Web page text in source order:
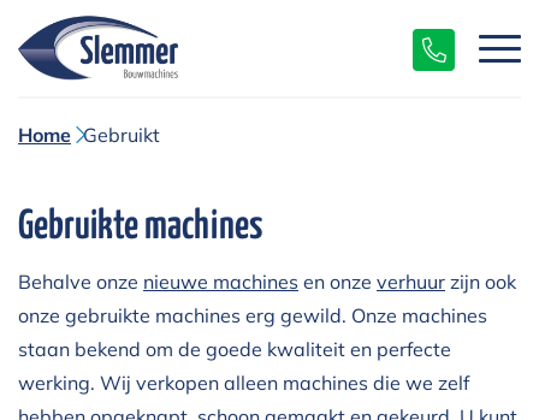
Home Gebruikt
Gebruikte machines
Behalve onze nieuwe machines en onze verhuur zijn ook
onze gebruikte machines erg gewild. Onze machines
staan bekend om de goede kwaliteit en perfecte
werking. Wij verkopen alleen machines die we zelf